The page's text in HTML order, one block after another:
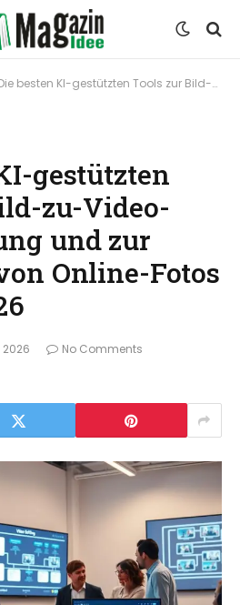
besten KI-gestützten Tools zur Bild-zu-Video-Konvertierung und zur Erstellung von Online-Fotos im Jahr 2026
gestützten
zu-Video-
und zur
Online-Fotos
2026
No Comments